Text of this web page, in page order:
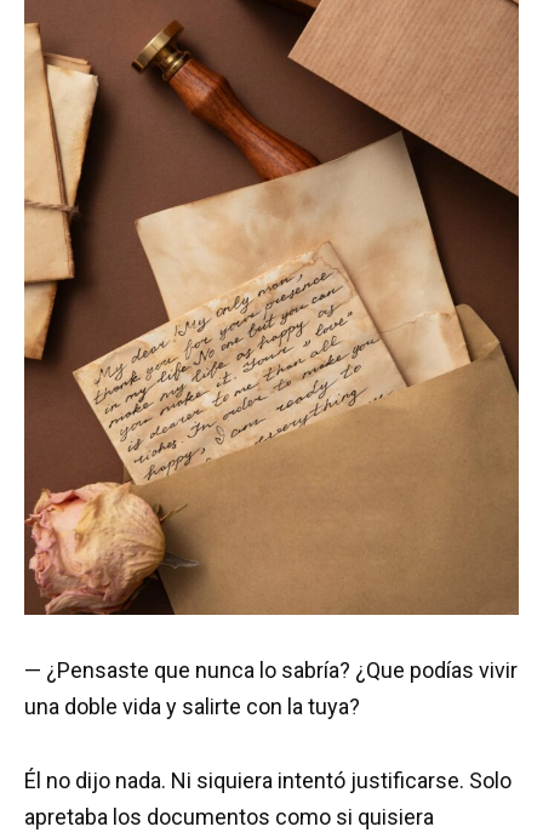
— ¿Pensaste que nunca lo sabría? ¿Que podías vivir
una doble vida y salirte con la tuya?
Él no dijo nada. Ni siquiera intentó justificarse. Solo
apretaba los documentos como si quisiera